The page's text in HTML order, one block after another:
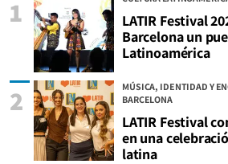
LATIR Festival
Barcelona un
Latinoamérica
1
MÚSICA, IDENTIDAD Y
BARCELONA
LATIR Festival
en una
latina
2